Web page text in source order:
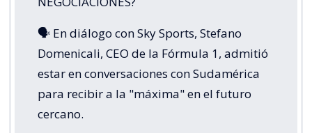
🗣️ En diálogo con Sky Sports, Stefano
Domenicali, CEO de la Fórmula 1, admitió
estar en conversaciones con Sudamérica
para recibir a la "máxima" en el futuro
cercano.